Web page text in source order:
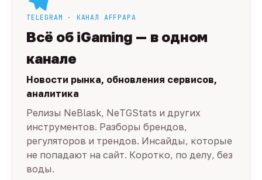
TELEGRAM · КАНАЛ AFFPAPA
Всё об iGaming — в одном
канале
Новости рынка, обновления сервисов,
аналитика
Релизы NeBlask, NeTGStats и других
инструментов. Разборы брендов,
регуляторов и трендов. Инсайды, которые
не попадают на сайт. Коротко, по делу, без
воды.